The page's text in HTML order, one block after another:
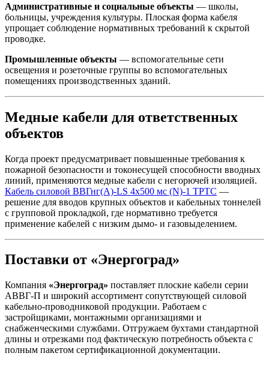
Административные и социальные объекты — школы,
больницы, учреждения культуры. Плоская форма кабеля
упрощает соблюдение нормативных требований к скрытой
проводке.
Промышленные объекты — вспомогательные сети
освещения и розеточные группы во вспомогательных
помещениях производственных зданий.
Медные кабели для ответственных
объектов
Когда проект предусматривает повышенные требования к
пожарной безопасности и токонесущей способности вводных
линий, применяются медные кабели с негорючей изоляцией.
Кабель силовой ВВГнг(А)-LS 4х500 мс (N)-1 ТРТС —
решение для вводов крупных объектов и кабельных тоннелей
с групповой прокладкой, где нормативно требуется
применение кабелей с низким дымо- и газовыделением.
Поставки от «Энергоград»
Компания «Энергоград» поставляет плоские кабели серии
АВВГ-П и широкий ассортимент сопутствующей силовой
кабельно-проводниковой продукции. Работаем с
застройщиками, монтажными организациями и
снабженческими службами. Отгружаем бухтами стандартной
длины и отрезками под фактическую потребность объекта с
полным пакетом сертификационной документации.